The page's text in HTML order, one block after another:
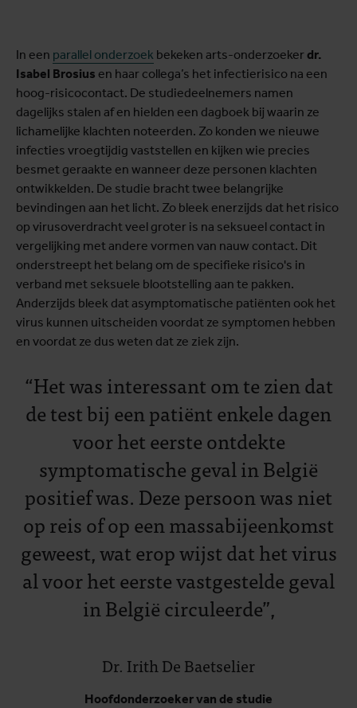
In een parallel onderzoek bekeken arts-onderzoekerdr.
Isabel Brosius en haar collega’s het infectierisico na een
hoog-risicocontact. De studiedeelnemers namen
dagelijks stalen af en hielden een dagboek bij waarin ze
lichamelijke klachten noteerden. Zo konden we nieuwe
infecties vroegtijdig vaststellen en kijken wie precies
besmet geraakte en wanneer deze personen klachten
ontwikkelden. De studie bracht twee belangrijke
bevindingen aan het licht. Zo bleek enerzijds dat het risico
op virusoverdracht veel groter is na seksueel contact in
vergelijking met andere vormen van nauw contact. Dit
onderstreept het belang om de specifieke risico's in
verband met seksuele blootstelling aan te pakken.
Anderzijds bleek dat asymptomatische patiënten ook het
virus kunnen uitscheiden voordat ze symptomen hebben
en voordat ze dus weten dat ze ziek zijn.
“Het was interessant om te zien dat
de test bij een patiënt enkele dagen
voor het eerste ontdekte
symptomatische geval in België
positief was. Deze persoon was niet
op reis of op een massabijeenkomst
geweest, wat erop wijst dat het virus
al voor het eerste vastgestelde geval
in België circuleerde”,
Dr. Irith De Baetselier
Hoofdonderzoeker van de studie